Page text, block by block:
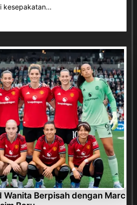
kesepakatan…
Wanita Berpisah dengan Marc